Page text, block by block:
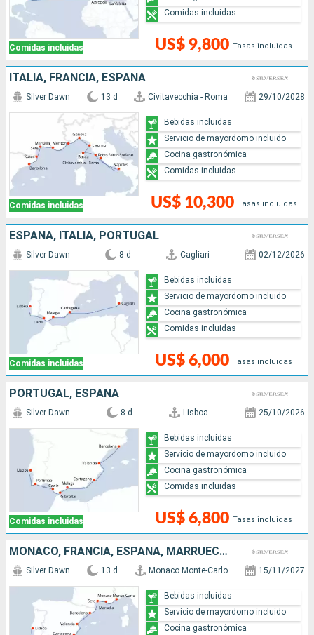
Comidas incluidas US$ 9,800 Tasas incluidas
Comidas incluidas
ITALIA, FRANCIA, ESPAÑA
Comidas incluidas
Silver Dawn 13 d Civitavecchia - Roma 29/10/2028
US$ 10,300 Tasas incluidas
Bebidas incluidas
Servicio de mayordomo incluido
Cocina gastronómica
Comidas incluidas
ESPAÑA, ITALIA, PORTUGAL
Comidas incluidas
Silver Dawn 8 d Cagliari 02/12/2026
US$ 6,000 Tasas incluidas
Bebidas incluidas
Servicio de mayordomo incluido
Cocina gastronómica
Comidas incluidas
PORTUGAL, ESPAÑA
Comidas incluidas
Silver Dawn 8 d Lisboa 25/10/2026
US$ 6,800 Tasas incluidas
Bebidas incluidas
Servicio de mayordomo incluido
Cocina gastronómica
Comidas incluidas
MONACO, FRANCIA, ESPAÑA, MARRUECOS, PORTUGAL
Silver Dawn 13 d Monaco Monte-Carlo 15/11/2027
Bebidas incluidas
Servicio de mayordomo incluido
Cocina gastronómica